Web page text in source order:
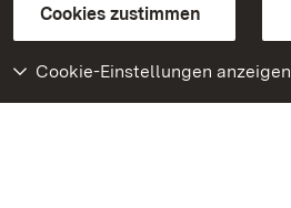
Cookies zustimmen
Cookie-Einstellungen anzeigen
BITV-konform (geprüfte Seiten)
Weiteres